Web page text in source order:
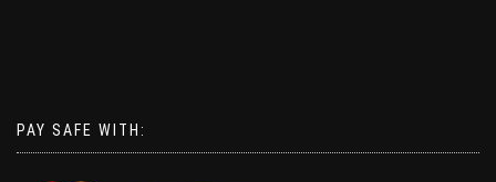
PAY SAFE WITH: